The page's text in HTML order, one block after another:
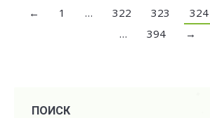
← 1 … 322 323 324
…
394 →
ПОИСК